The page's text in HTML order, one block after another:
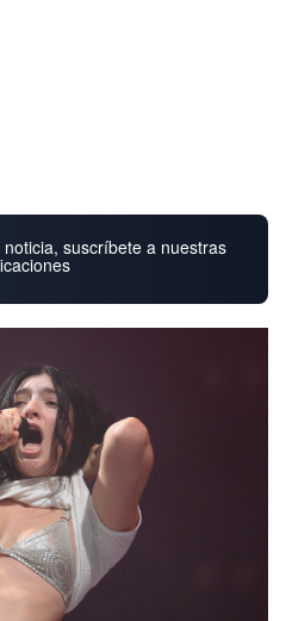
suscríbete a nuestras